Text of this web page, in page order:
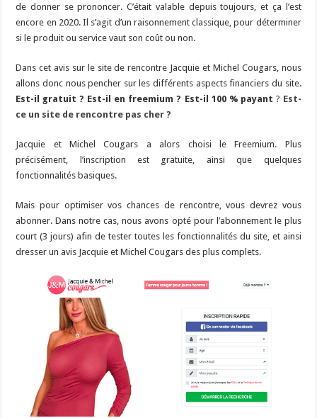
de donner se prononcer. C’était valable depuis toujours, et ça l’est
encore en 2020. Il s’agit d’un raisonnement classique, pour déterminer
si le produit ou service vaut son coût ou non.
Dans cet avis sur le site de rencontre Jacquie et Michel Cougars, nous
allons donc nous pencher sur les différents aspects financiers du site.
Est-il gratuit ? Est-il en freemium ? Est-il 100 % payant ? Est-
ce un site de rencontre pas cher ?
Jacquie et Michel Cougars a alors choisi le Freemium. Plus
précisément, l’inscription est gratuite, ainsi que quelques
fonctionnalités basiques.
Mais pour optimiser vos chances de rencontre, vous devrez vous
abonner. Dans notre cas, nous avons opté pour l’abonnement le plus
court (3 jours) afin de tester toutes les fonctionnalités du site, et ainsi
dresser un avis Jacquie et Michel Cougars des plus complets.